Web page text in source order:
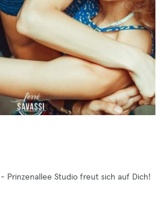
Prinzenallee Studio freut sich auf Dich!